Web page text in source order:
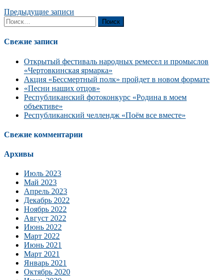
Навигация
по
записям
Предыдущие записи
Найти:
Свежие записи
Открытый фестиваль народных ремесел и промыслов
«Чертовкинская ярмарка»
Акция «Бессмертный полк» пройдет в новом формате
«Песни наших отцов»
Республиканский фотоконкурс «Родина в моем
объективе»
Республиканский челлендж «Поём все вместе»
Свежие комментарии
Архивы
Июль 2023
Май 2023
Апрель 2023
Декабрь 2022
Ноябрь 2022
Август 2022
Июнь 2022
Март 2022
Июнь 2021
Март 2021
Январь 2021
Октябрь 2020